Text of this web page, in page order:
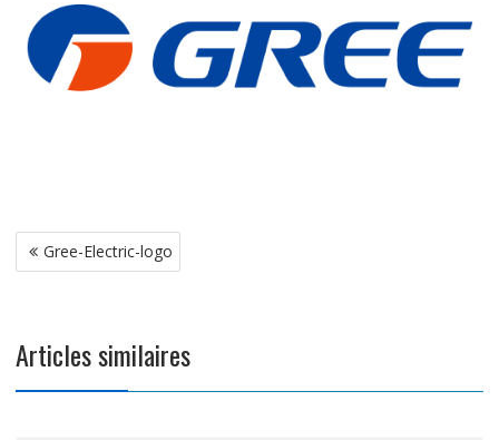
Navigation
de
Gree-Electric-logo
Articles similaires